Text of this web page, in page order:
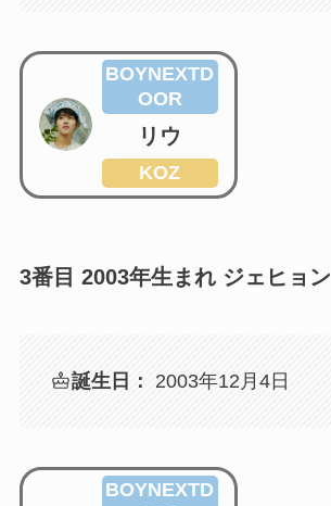
BOYNEXTD
OOR
リウ
KOZ
3番目 2003年生まれ ジェヒョン
誕生日： 2003年12月4日
BOYNEXTD